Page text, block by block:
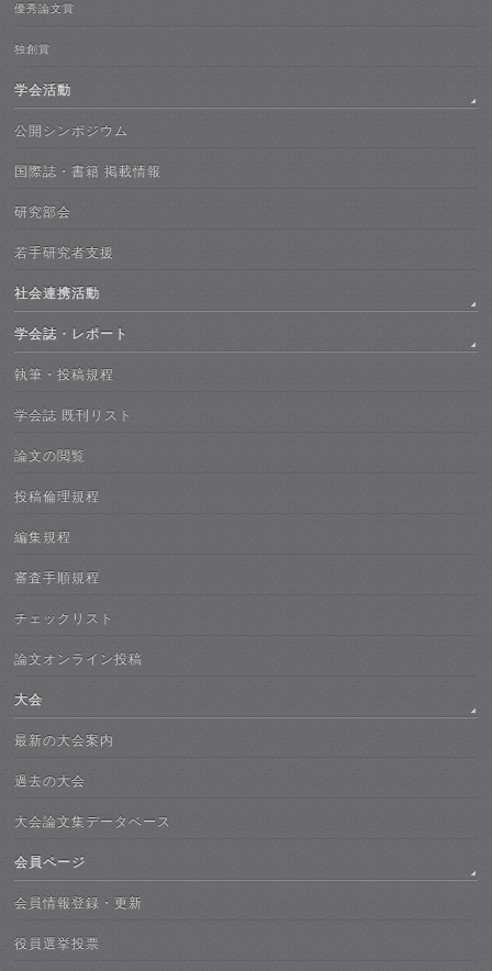
優秀論文賞
独創賞
学会活動
公開シンポジウム
国際誌・書籍 掲載情報
研究部会
若手研究者支援
社会連携活動
学会誌・レポート
執筆・投稿規程
学会誌 既刊リスト
論文の閲覧
投稿倫理規程
編集規程
審査手順規程
チェックリスト
論文オンライン投稿
大会
最新の大会案内
過去の大会
大会論文集データベース
会員ページ
会員情報登録・更新
役員選挙投票